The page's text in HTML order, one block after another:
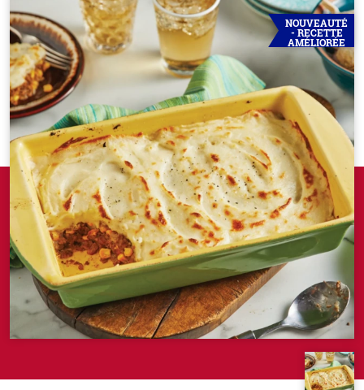
NOUVEAUTÉ
- RECETTE
AMÉLIORÉE